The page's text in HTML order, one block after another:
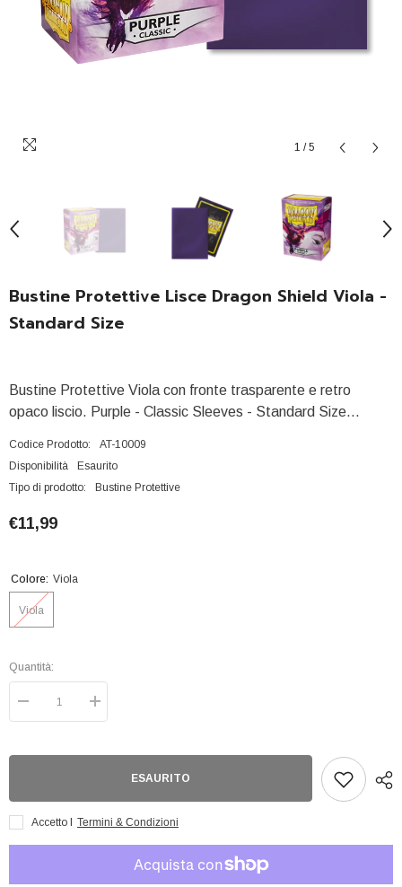
1 / 5
Bustine Protettive Lisce Dragon Shield Viola -
Standard Size
Bustine Protettive Viola con fronte trasparente e retro
opaco liscio. Purple - Classic Sleeves - Standard Size...
Codice Prodotto:
AT-10009
Disponibilità
Esaurito
Tipo di prodotto:
Bustine Protettive
€11,99
Colore: Viola
Viola
Quantità:
Diminuisci
quantità
Shield
Viola
-
Standard
Aumenta
quantità
Shield
Viola
-
Standard
ESAURITO
Accetto I Termini & Condizioni